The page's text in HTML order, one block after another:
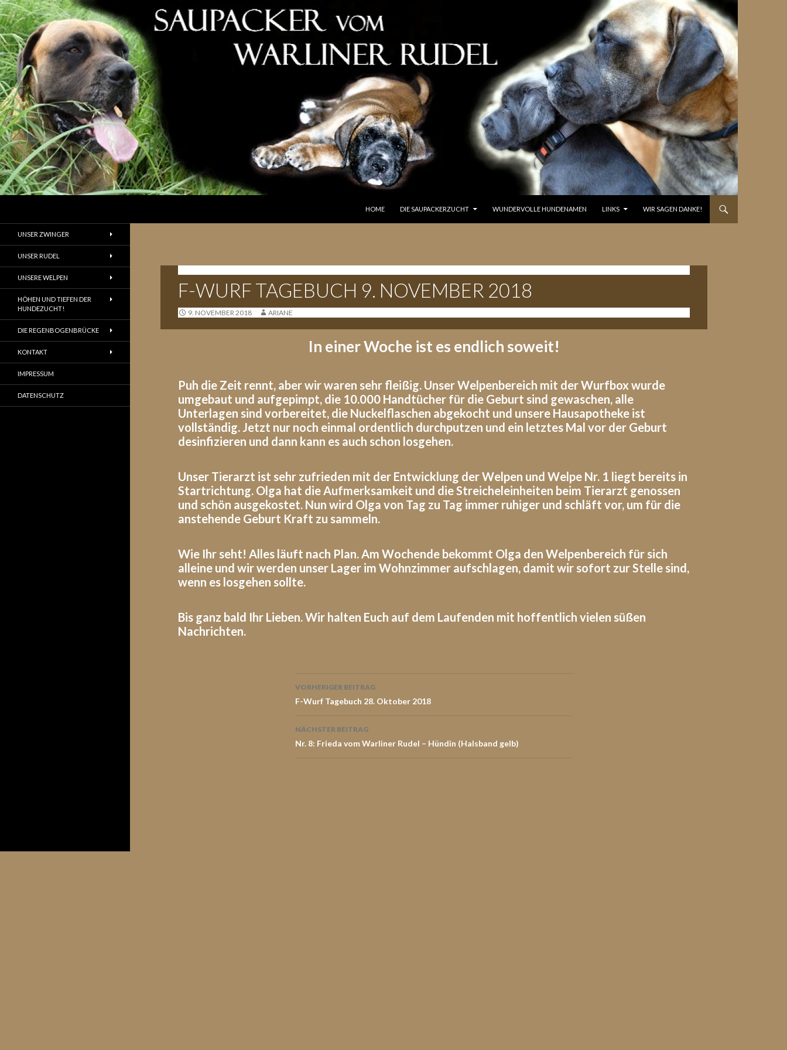
HOME
DIE SAUPACKERZUCHT WUNDERVOLLE HUNDENAMEN LINKS WIR SAGEN DANKE!
F-WURF TAGEBUCH 9. NOVEMBER 2018
9. NOVEMBER 2018 ARIANE
In einer Woche ist es endlich soweit!
Puh die Zeit rennt, aber wir waren sehr fleißig. Unser Welpenbereich mit der Wurfbox wurde
umgebaut und aufgepimpt, die 10.000 Handtücher für die Geburt sind gewaschen, alle
Unterlagen sind vorbereitet, die Nuckelflaschen abgekocht und unsere Hausapotheke ist
vollständig. Jetzt nur noch einmal ordentlich durchputzen und ein letztes Mal vor der Geburt
desinfizieren und dann kann es auch schon losgehen.
Unser Tierarzt ist sehr zufrieden mit der Entwicklung derWelpen und Welpe Nr. 1 liegt bereits in
Startrichtung. Olga hat die Aufmerksamkeit und die Streicheleinheiten beim Tierarzt genossen
und schön ausgekostet. Nun wird Olga von Tag zu Tag immer ruhiger und schläft vor, um für die
anstehende Geburt Kraft zu sammeln.
Wie Ihr seht! Alles läuft nach Plan. Am Wochende bekommt Olga den Welpenbereich für sich
alleine und wir werden unser Lager im Wohnzimmer aufschlagen, damit wir sofort zur Stelle sind,
wenn es losgehen sollte.
Bis ganz bald Ihr Lieben. Wir halten Euch auf dem Laufenden mit hoffentlich vielen süßen
Nachrichten.
Beitrags-
Navigation
VORHERIGER BEITRAG
F-Wurf Tagebuch 28. Oktober 2018
NÄCHSTER BEITRAG
Nr. 8: Frieda vom Warliner Rudel – Hündin (Halsband gelb)
UNSER ZWINGER
UNSER RUDEL
UNSERE WELPEN
HÖHEN UND TIEFEN DER
HUNDEZUCHT!
DIE REGENBOGENBRÜCKE
KONTAKT
IMPRESSUM
DATENSCHUTZ